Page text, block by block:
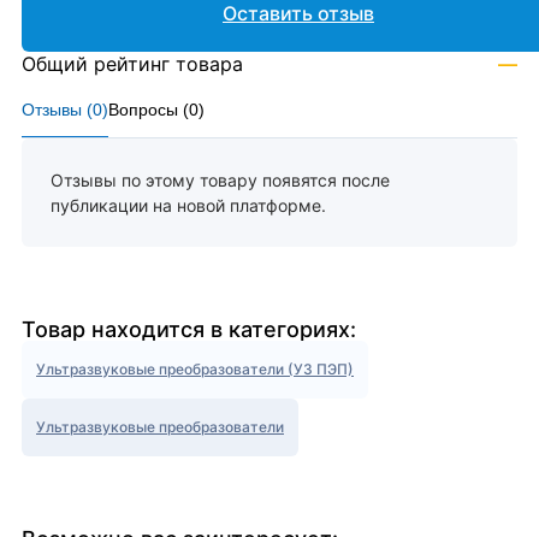
Отзывы (0)Вопросы (0)
Отзывы по этому товару появятся после
публикации на новой платформе.
Оставить отзыв
Общий рейтинг товара —
Товар находится в категориях:
Ультразвуковые преобразователи (УЗ ПЭП)
Ультразвуковые преобразователи